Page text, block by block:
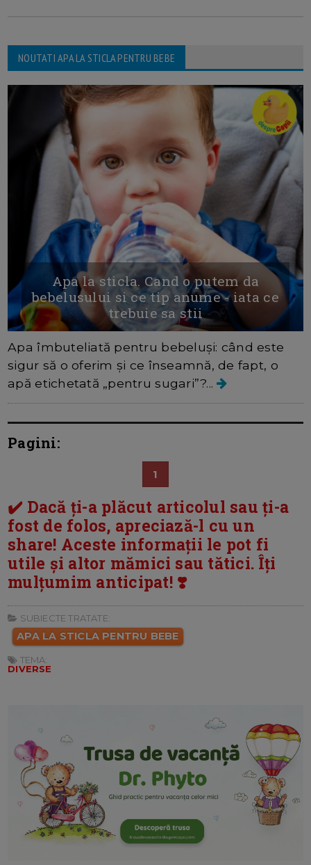
NOUTATI APA LA STICLA PENTRU BEBE
Apa la sticla. Cand o putem da
bebelusului si ce tip anume - iata ce
trebuie sa stii
Apa îmbuteliată pentru bebeluși: când este
sigur să o oferim și ce înseamnă, de fapt, o
apă etichetată „pentru sugari”?...
Pagini:
1
✔️ Dacă ți-a plăcut articolul sau ți-a
fost de folos, apreciază-l cu un
share! Aceste informații le pot fi
utile și altor mămici sau tătici. Îți
mulțumim anticipat! ❣️
SUBIECTE TRATATE:
APA LA STICLA PENTRU BEBE
TEMA:
DIVERSE